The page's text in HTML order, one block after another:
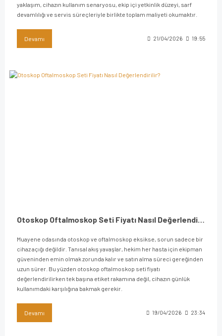
yaklaşım, cihazın kullanım senaryosu, ekip içi yetkinlik düzeyi, sarf
devamlılığı ve servis süreçleriyle birlikte toplam maliyeti okumaktır.
Devamı 21/04/2026 19:55
Otoskop Oftalmoskop Seti Fiyatı Nasıl Değerlendirilir?
Muayene odasında otoskop ve oftalmoskop eksikse, sorun sadece bir
cihaz açığı değildir. Tanısal akış yavaşlar, hekim her hasta için ekipman
güveninden emin olmak zorunda kalır ve satın alma süreci gereğinden
uzun sürer. Bu yüzden otoskop oftalmoskop seti fiyatı
değerlendirilirken tek başına etiket rakamına değil, cihazın günlük
kullanımdaki karşılığına bakmak gerekir.
Devamı 19/04/2026 23:34